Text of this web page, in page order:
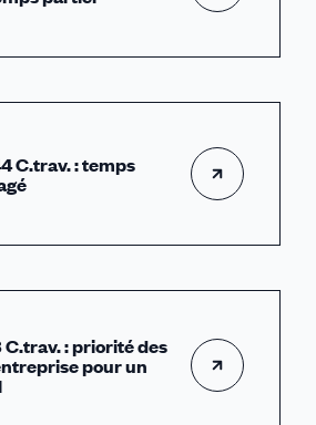
C.trav. : temps
C.trav. : priorité des
pour un